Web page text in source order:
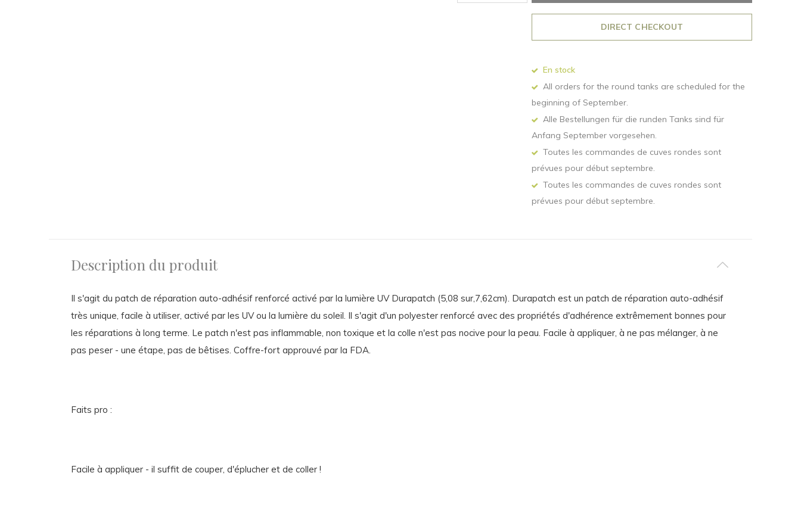
DIRECT CHECKOUT
En stock
All orders for the round tanks are scheduled for the
beginning of September.
Alle Bestellungen für die runden Tanks sind für
Anfang September vorgesehen.
Toutes les commandes de cuves rondes sont
prévues pour début septembre.
Toutes les commandes de cuves rondes sont
prévues pour début septembre.
Description du produit
Il s'agit du patch de réparation auto-adhésif renforcé activé par la lumière UV Durapatch (5,08 sur,7,62cm). Durapatch est un patch de réparation auto-adhésif
très unique, facile à utiliser, activé par les UV ou la lumière du soleil. Il s'agit d'un polyester renforcé avec des propriétés d'adhérence extrêmement bonnes pour
les réparations à long terme. Le patch n'est pas inflammable, non toxique et la colle n'est pas nocive pour la peau. Facile à appliquer, à ne pas mélanger, à ne
pas peser - une étape, pas de bêtises. Coffre-fort approuvé par la FDA.
Faits pro :
Facile à appliquer - il suffit de couper, d'éplucher et de coller !